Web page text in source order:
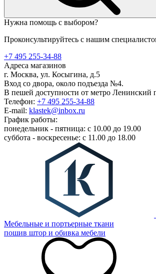
Нужна помощь с выбором?
Проконсультируйтесь с нашим
+7 495 255-34-88
Адреса магазинов
г. Москва, ул. Косыгина, д.5
Вход со двора, около подъезда №4.
В пешей доступности от метро Ленинский
Телефон: +7 495 255-34-88
E-mail: klastek@inbox.ru
График работы:
понедельник - пятница: с 10.00 до 19.00
суббота - воскресенье: с 11.00 до 18.00
Мебельные и портьерные ткани
пошив штор и обивка мебели